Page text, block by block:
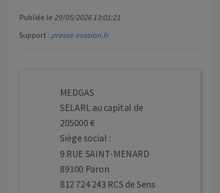
Publiée le 29/05/2026 13:01:21
Support : presse-evasion.fr
MEDGAS
SELARL au capital de
205000 €
Siège social :
9 RUE SAINT-MENARD
89100 Paron
812 724 243 RCS de Sens